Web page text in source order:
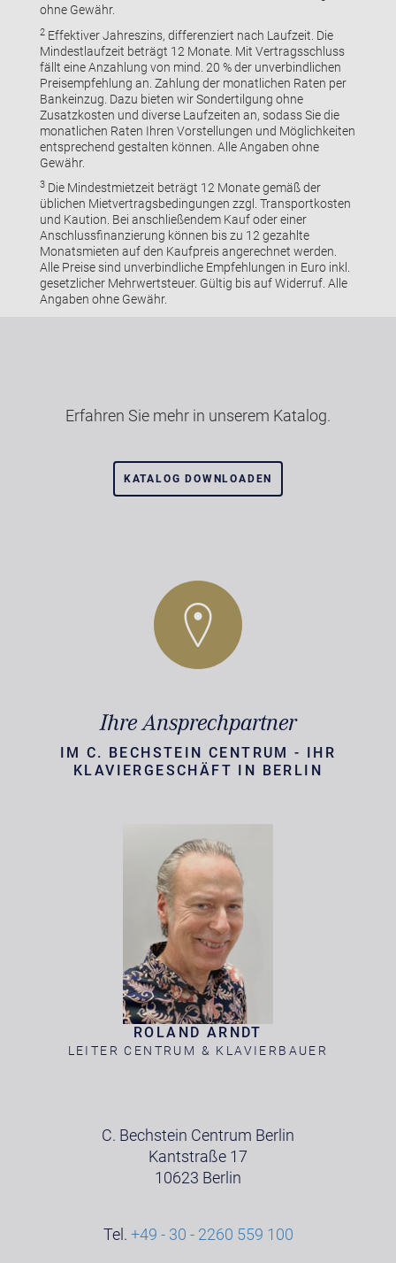
ohne Gewähr.
2Effektiver Jahreszins, differenziert nach Laufzeit. Die
Mindestlaufzeit beträgt 12 Monate. Mit Vertragsschluss
fällt eine Anzahlung von mind. 20 % der unverbindlichen
Preisempfehlung an. Zahlung der monatlichen Raten per
Bankeinzug. Dazu bieten wir Sondertilgung ohne
Zusatzkosten und diverse Laufzeiten an, sodass Sie die
monatlichen Raten Ihren Vorstellungen und Möglichkeiten
entsprechend gestalten können. Alle Angaben ohne
Gewähr.
3Die Mindestmietzeit beträgt 12 Monate gemäß der
üblichen Mietvertragsbedingungen zzgl. Transportkosten
und Kaution. Bei anschließendem Kauf oder einer
Anschlussfinanzierung können bis zu 12 gezahlte
Monatsmieten auf den Kaufpreis angerechnet werden.
Alle Preise sind unverbindliche Empfehlungen in Euro inkl.
gesetzlicher Mehrwertsteuer. Gültig bis auf Widerruf. Alle
Angaben ohne Gewähr.
Erfahren Sie mehr in unserem Katalog.
KATALOG DOWNLOADEN
Ihre Ansprechpartner
IM C. BECHSTEIN CENTRUM - IHR
KLAVIERGESCHÄFT IN BERLIN
ROLAND ARNDT
LEITER CENTRUM & KLAVIERBAUER
C. Bechstein Centrum Berlin
Kantstraße 17
10623 Berlin
Tel. +49 - 30 - 2260 559 100